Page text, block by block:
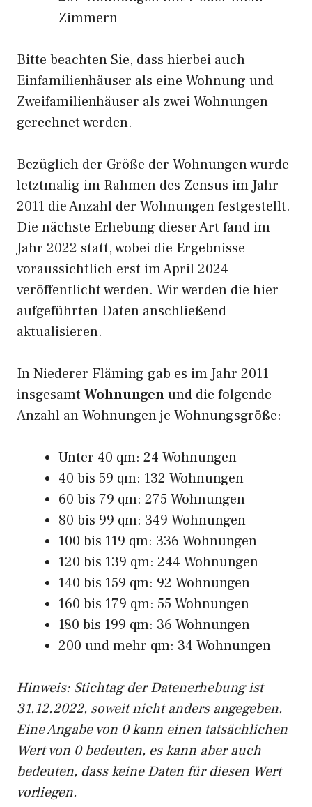
Zimmern
Bitte beachten Sie, dass hierbei auch
Einfamilienhäuser als eine Wohnung und
Zweifamilienhäuser als zwei Wohnungen
gerechnet werden.
Bezüglich der Größe der Wohnungen wurde
letztmalig im Rahmen des Zensus im Jahr
2011 die Anzahl der Wohnungen festgestellt.
Die nächste Erhebung dieser Art fand im
Jahr 2022 statt, wobei die Ergebnisse
voraussichtlich erst im April 2024
veröffentlicht werden. Wir werden die hier
aufgeführten Daten anschließend
aktualisieren.
In Niederer Fläming gab es im Jahr 2011
insgesamt Wohnungenund die folgende
Anzahl an Wohnungen je Wohnungsgröße:
Unter 40 qm: 24 Wohnungen
40 bis 59 qm: 132 Wohnungen
60 bis 79 qm: 275 Wohnungen
80 bis 99 qm: 349 Wohnungen
100 bis 119 qm: 336 Wohnungen
120 bis 139 qm: 244 Wohnungen
140 bis 159 qm: 92 Wohnungen
160 bis 179 qm: 55 Wohnungen
180 bis 199 qm: 36 Wohnungen
200 und mehr qm: 34 Wohnungen
Hinweis: Stichtag der Datenerhebung ist
31.12.2022, soweit nicht anders angegeben.
Eine Angabe von 0 kann einen tatsächlichen
Wert von 0 bedeuten, es kann aber auch
bedeuten, dass keine Daten für diesen Wert
vorliegen.